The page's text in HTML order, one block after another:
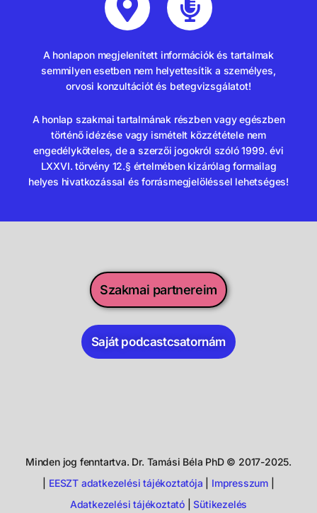
A honlapon megjelenített információk és tartalmak
semmilyen esetben nem helyettesítik a személyes,
orvosi konzultációt és betegvizsgálatot!
A honlap szakmai tartalmának részben vagy egészben
történő idézése vagy ismételt közzététele nem
engedélyköteles, de a szerzői jogokról szóló 1999. évi
LXXVI. törvény 12.§ értelmében kizárólag formailag
helyes hivatkozással és forrásmegjelöléssel lehetséges!
Szakmai partnereim
Saját podcastcsatornám
Minden jog fenntartva. Dr. Tamási Béla PhD © 2017-2025.
EESZT adatkezelési tájékoztatója Impresszum
Adatkezelési tájékoztató|Sütikezelés